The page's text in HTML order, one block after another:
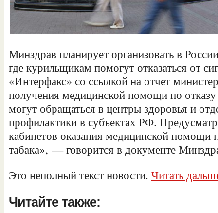
Минздрав планирует организовать в
где курильщикам помогут отказаться от
«Интерфакс» со ссылкой на отчет
получения медицинской помощи по отказу
могут обращаться в центрыздоровья и
профилактики в субъектах РФ.
кабинетов оказания медицинской помощи
табака», — говорится в документе
Это неполный текст новости. Читать
Читайте также: